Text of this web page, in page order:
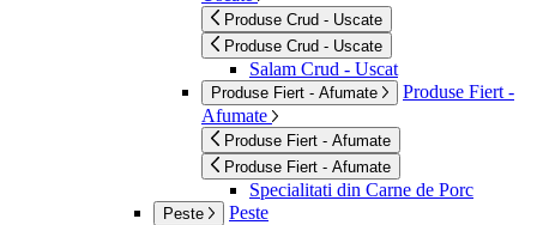
Produse Crud - Uscate
Produse Crud - Uscate
Salam Crud - Uscat
Produse Fiert - Afumate
Produse Fiert -
Afumate
Produse Fiert - Afumate
Produse Fiert - Afumate
Specialitati din Carne de Porc
Peste Peste